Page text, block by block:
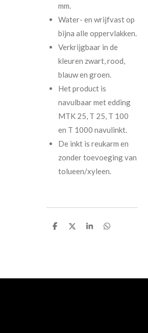
mm.
Water- en wrijfvast op
bijna alle oppervlakken.
Verkrijgbaar in de
kleuren zwart, rood,
blauw en groen.
Het product is
navulbaar met edding
MTK 25, T 25, T 100
en T 1000 navulinkt.
De inkt is reukarm en
zonder toevoeging van
tolueen/xyleen.
D
D
S
D